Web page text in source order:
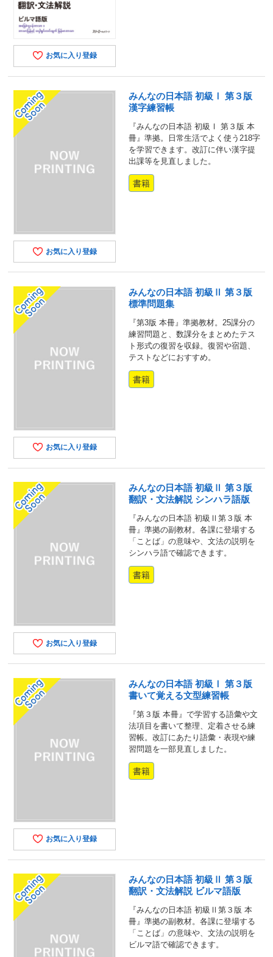
お気に入り登録
お気に入り登録
みんなの日本語 初級Ⅰ 第３版
漢字練習帳
『みんなの日本語 初級Ⅰ 第３版 本
冊』準拠。日常生活でよく使う218字
を学習できます。改訂に伴い漢字提
出課等を見直しました。
書籍
お気に入り登録
みんなの日本語 初級Ⅱ 第３版
標準問題集
『第3版 本冊』準拠教材。25課分の
練習問題と、数課分をまとめたテス
ト形式の復習を収録。復習や宿題、
テストなどにおすすめ。
書籍
お気に入り登録
みんなの日本語 初級Ⅱ 第３版
翻訳・文法解説 シンハラ語版
『みんなの日本語 初級Ⅱ第３版 本
冊』準拠の副教材。各課に登場する
「ことば」の意味や、文法の説明を
シンハラ語で確認できます。
書籍
お気に入り登録
みんなの日本語 初級Ⅰ 第３版
書いて覚える文型練習帳
『第３版 本冊』で学習する語彙や文
法項目を書いて整理、定着させる練
習帳。改訂にあたり語彙・表現や練
習問題を一部見直しました。
書籍
みんなの日本語 初級Ⅱ 第３版
翻訳・文法解説 ビルマ語版
『みんなの日本語 初級Ⅱ第３版 本
冊』準拠の副教材。各課に登場する
「ことば」の意味や、文法の説明を
ビルマ語で確認できます。